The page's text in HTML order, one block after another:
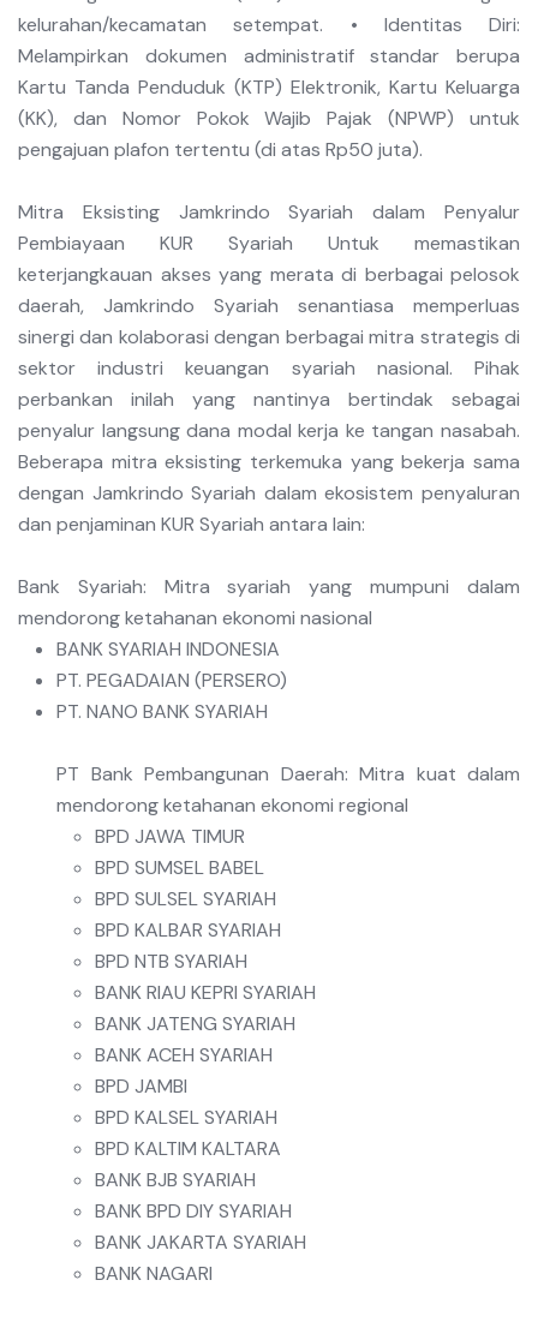
kelurahan/kecamatan setempat. • Identitas Diri:
Melampirkan dokumen administratif standar berupa
Kartu Tanda Penduduk (KTP) Elektronik, Kartu Keluarga
(KK), dan Nomor Pokok Wajib Pajak (NPWP) untuk
pengajuan plafon tertentu (di atas Rp50 juta).
Mitra Eksisting Jamkrindo Syariah dalam Penyalur
Pembiayaan KUR Syariah Untuk memastikan
keterjangkauan akses yang merata di berbagai pelosok
daerah, Jamkrindo Syariah senantiasa memperluas
sinergi dan kolaborasi dengan berbagai mitra strategis di
sektor industri keuangan syariah nasional. Pihak
perbankan inilah yang nantinya bertindak sebagai
penyalur langsung dana modal kerja ke tangan nasabah.
Beberapa mitra eksisting terkemuka yang bekerja sama
dengan Jamkrindo Syariah dalam ekosistem penyaluran
dan penjaminan KUR Syariah antara lain:
Bank Syariah: Mitra syariah yang mumpuni dalam
mendorong ketahanan ekonomi nasional
BANK SYARIAH INDONESIA
PT. PEGADAIAN (PERSERO)
PT. NANO BANK SYARIAH
PT Bank Pembangunan Daerah: Mitra kuat dalam
mendorong ketahanan ekonomi regional
BPD JAWA TIMUR
BPD SUMSEL BABEL
BPD SULSEL SYARIAH
BPD KALBAR SYARIAH
BPD NTB SYARIAH
BANK RIAU KEPRI SYARIAH
BANK JATENG SYARIAH
BANK ACEH SYARIAH
BPD JAMBI
BPD KALSEL SYARIAH
BPD KALTIM KALTARA
BANK BJB SYARIAH
BANK BPD DIY SYARIAH
BANK JAKARTA SYARIAH
BANK NAGARI